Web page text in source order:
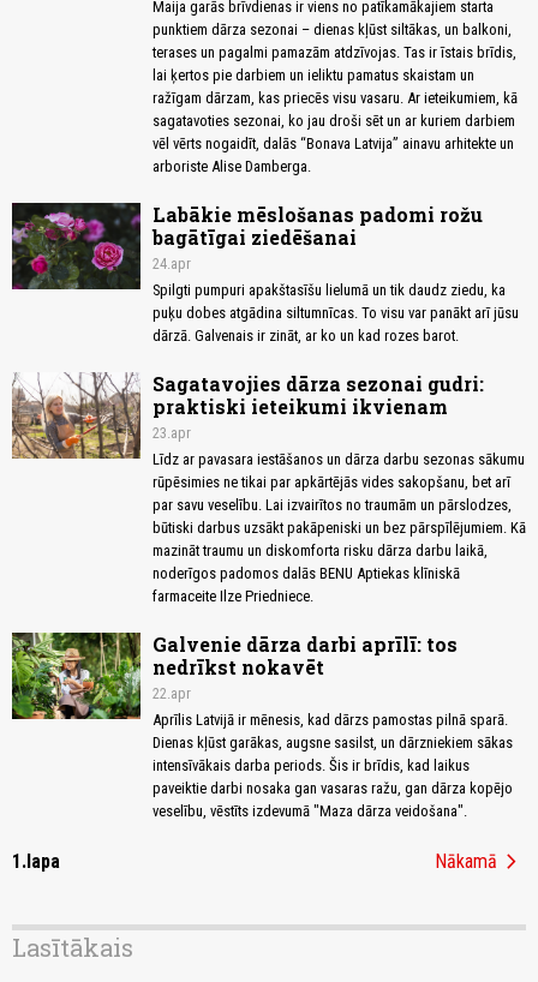
Maija garās brīvdienas ir viens no patīkamākajiem starta
punktiem dārza sezonai – dienas kļūst siltākas, un balkoni,
terases un pagalmi pamazām atdzīvojas. Tas ir īstais brīdis,
lai ķertos pie darbiem un ieliktu pamatus skaistam un
ražīgam dārzam, kas priecēs visu vasaru. Ar ieteikumiem, kā
sagatavoties sezonai, ko jau droši sēt un ar kuriem darbiem
vēl vērts nogaidīt, dalās “Bonava Latvija” ainavu arhitekte un
arboriste Alise Damberga.
Labākie mēslošanas padomi rožu
bagātīgai ziedēšanai
24.apr
Spilgti pumpuri apakštasīšu lielumā un tik daudz ziedu, ka
puķu dobes atgādina siltumnīcas. To visu var panākt arī jūsu
dārzā. Galvenais ir zināt, ar ko un kad rozes barot.
Sagatavojies dārza sezonai gudri:
praktiski ieteikumi ikvienam
23.apr
Līdz ar pavasara iestāšanos un dārza darbu sezonas sākumu
rūpēsimies ne tikai par apkārtējās vides sakopšanu, bet arī
par savu veselību. Lai izvairītos no traumām un pārslodzes,
būtiski darbus uzsākt pakāpeniski un bez pārspīlējumiem. Kā
mazināt traumu un diskomforta risku dārza darbu laikā,
noderīgos padomos dalās BENU Aptiekas klīniskā
farmaceite Ilze Priedniece.
Galvenie dārza darbi aprīlī: tos
nedrīkst nokavēt
22.apr
Aprīlis Latvijā ir mēnesis, kad dārzs pamostas pilnā sparā.
Dienas kļūst garākas, augsne sasilst, un dārzniekiem sākas
intensīvākais darba periods. Šis ir brīdis, kad laikus
paveiktie darbi nosaka gan vasaras ražu, gan dārza kopējo
veselību, vēstīts izdevumā "Maza dārza veidošana".
1.lapa Nākamā chevron_right
Lasītākais